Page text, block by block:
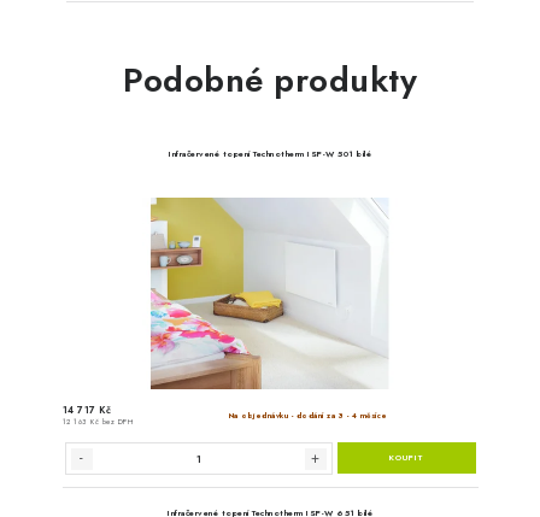
Podobné produkty